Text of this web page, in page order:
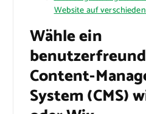
Website auf
Wähle ein
Content-
System (CMS)